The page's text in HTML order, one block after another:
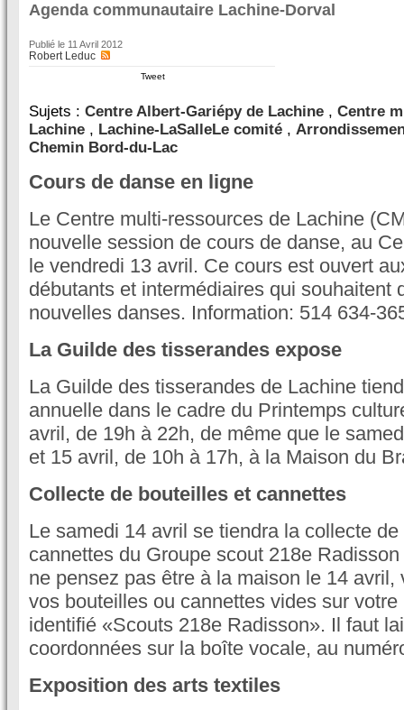
Agenda communautaire Lachine-Dorval
Publié le 11 Avril 2012
Robert Leduc
Tweet
Sujets : Centre Albert-Gariépy de Lachine , Centre
Lachine , Lachine-LaSalleLe comité ,
Chemin Bord-du-Lac
Cours de danse en ligne
Le Centre multi-ressources de Lachine
nouvelle session de cours de danse, au
le vendredi 13 avril. Ce cours est ouvert
débutants et intermédiaires qui souhaitent
nouvelles danses. Information: 514 634-
La Guilde des tisserandes expose
La Guilde des tisserandes de Lachine
annuelle dans le cadre du Printemps
avril, de 19h à 22h, de même que le
et 15 avril, de 10h à 17h, à la Maison du
Collecte de bouteilles et cannettes
Le samedi 14 avril se tiendra la collecte
cannettes du Groupe scout 218e
ne pensez pas être à la maison le 14 avril,
vos bouteilles ou cannettes vides sur
identifié «Scouts 218e Radisson». Il faut
coordonnées sur la boîte vocale, au
Exposition des arts textiles